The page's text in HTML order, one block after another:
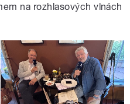
na rozhlasových vlnách